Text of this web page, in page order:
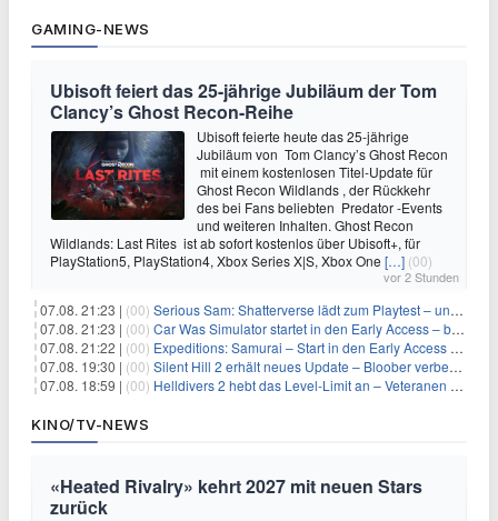
GAMING-NEWS
Ubisoft feiert das 25-jährige Jubiläum der Tom
Clancy’s Ghost Recon-Reihe
Ubisoft feierte heute das 25-jährige
Jubiläum von Tom Clancy’s Ghost Recon
mit einem kostenlosen Titel-Update für
Ghost Recon Wildlands , der Rückkehr
des bei Fans beliebten Predator -Events
und weiteren Inhalten. Ghost Recon
Wildlands: Last Rites ist ab sofort kostenlos über Ubisoft+, für
PlayStation5, PlayStation4, Xbox Series X|S, Xbox One […] (00)
vor 2 Stunden
07.08. 21:23 | (00) Serious Sam: Shatterverse lädt zum Playtest – und erscheint schon bald!
07.08. 21:23 | (00) Car Was Simulator startet in den Early Access – bald gehts los!
07.08. 21:22 | (00) Expeditions: Samurai – Start in den Early Access ab heute im feudalen Japan
07.08. 19:30 | (00) Silent Hill 2 erhält neues Update – Bloober verbessert Grafik und Performance
07.08. 18:59 | (00) Helldivers 2 hebt das Level-Limit an – Veteranen können endlich weiter aufsteigen
KINO/TV-NEWS
«Heated Rivalry» kehrt 2027 mit neuen Stars
zurück